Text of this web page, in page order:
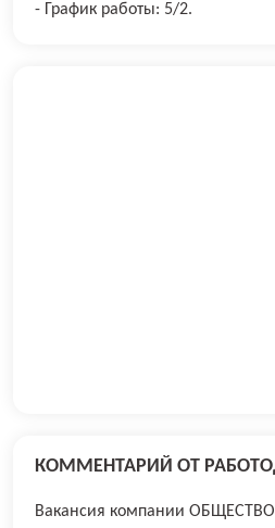
- График работы: 5/2.
КОММЕНТАРИЙ ОТ
Вакансия компании